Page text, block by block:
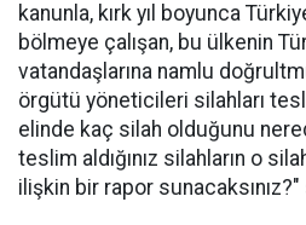
kanunla, kırk yıl boyunca
bölmeye çalışan, bu ülkenin
vatandaşlarına namlu
örgütü yöneticileri silahları
elinde kaç silah olduğunu
teslim aldığınız silahların o
ilişkin bir rapor